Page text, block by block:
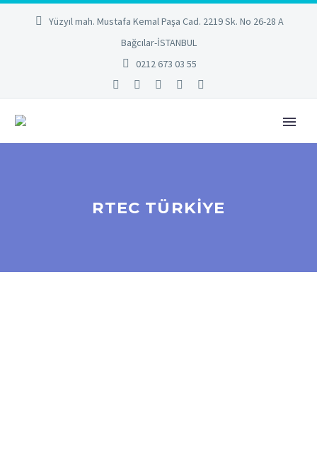
Yüzyıl mah. Mustafa Kemal Paşa Cad. 2219 Sk. No 26-28 A
Bağcılar-İSTANBUL
0212 673 03 55
RTEC TÜRKIYE